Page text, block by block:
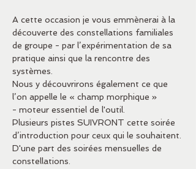
A cette occasion je vous emmènerai à la
découverte des constellations familiales
de groupe - par l’expérimentation de sa
pratique ainsi que la rencontre des
systèmes.
Nous y découvrirons également ce que
l’on appelle le « champ morphique »
- moteur essentiel de l'outil.
Plusieurs pistes SUIVRONT cette soirée
d’introduction pour ceux qui le souhaitent.
D'une part des soirées mensuelles de
constellations.